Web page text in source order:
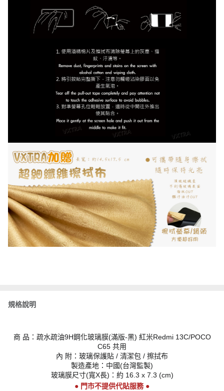
規格說明
商 品：疏水疏油9H鋼化玻璃膜(滿版-黑) 紅米Redmi 13C/POCO
C65 共用
內 附：玻璃保護貼 / 清潔包 / 擦拭布
製造產地：中國(台灣監製)
玻璃膜尺寸(寬X長)：約 16.3 x 7.3 (cm)
● 門市不提供代貼服務 ●